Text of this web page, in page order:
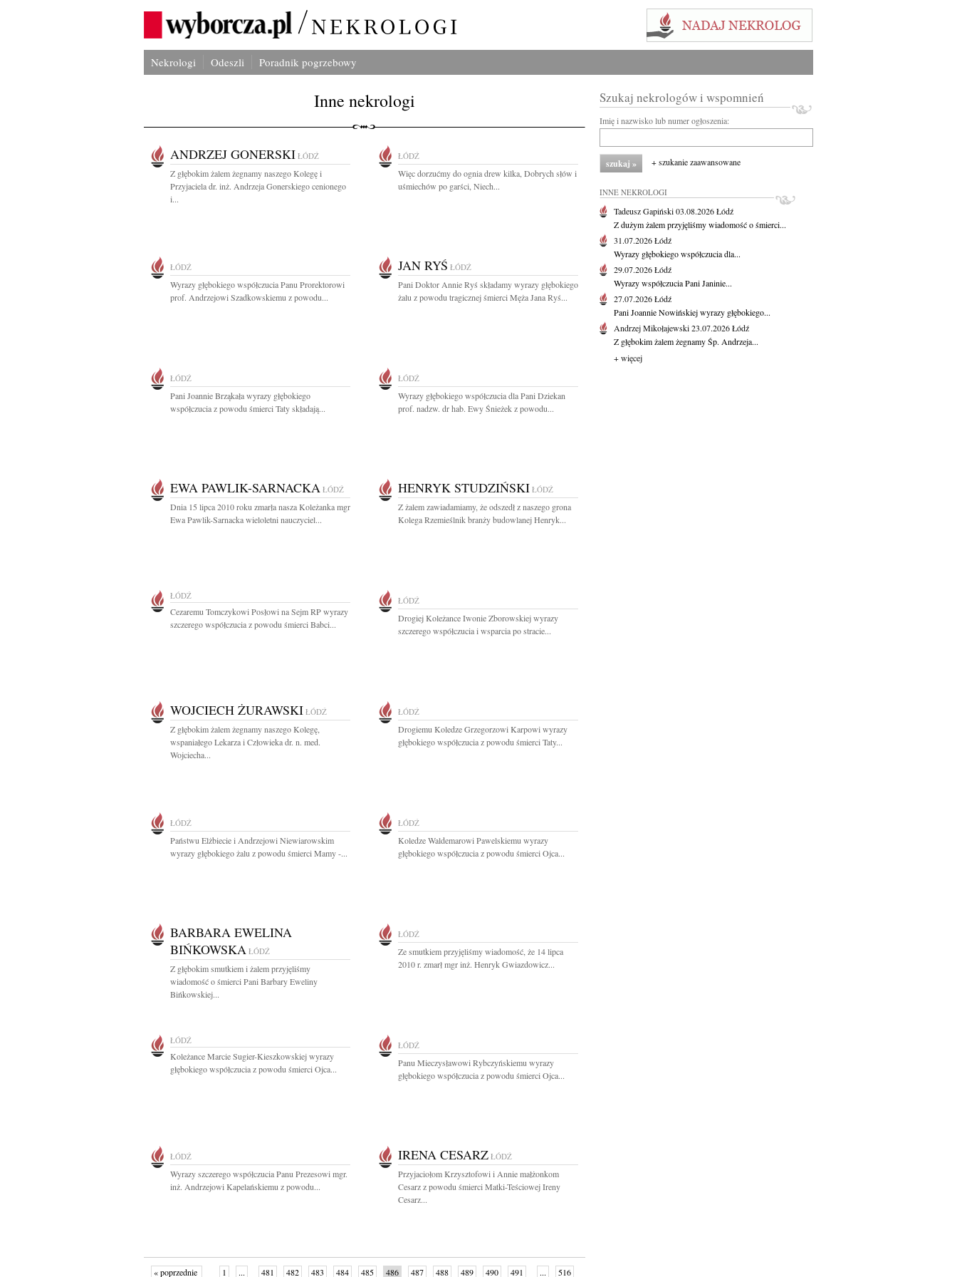
Nekrologi Odeszli Poradnik pogrzebowy
Inne nekrologi
ANDRZEJ GONERSKI ŁÓDŹ
Z głębokim żalem żegnamy naszego Kolegę i
Przyjaciela dr. inż. Andrzeja Gonerskiego cenionego
i...
ŁÓDŹ
Więc dorzućmy do ognia drew kilka, Dobrych słów i
uśmiechów po garści, Niech...
ŁÓDŹ
Wyrazy głębokiego współczucia Panu Prorektorowi
prof. Andrzejowi Szadkowskiemu z powodu...
JAN RYŚ ŁÓDŹ
Pani Doktor Annie Ryś składamy wyrazy głębokiego
żalu z powodu tragicznej śmierci Męża Jana Ryś...
ŁÓDŹ
Pani Joannie Brząkała wyrazy głębokiego
współczucia z powodu śmierci Taty składają...
ŁÓDŹ
Wyrazy głębokiego współczucia dla Pani Dziekan
prof. nadzw. dr hab. Ewy Śnieżek z powodu...
EWA PAWLIK-SARNACKA ŁÓDŹ
Dnia 15 lipca 2010 roku zmarła nasza Koleżanka mgr
Ewa Pawlik-Sarnacka wieloletni nauczyciel...
HENRYK STUDZIŃSKI ŁÓDŹ
Z żalem zawiadamiamy, że odszedł z naszego grona
Kolega Rzemieślnik branży budowlanej Henryk...
ŁÓDŹ
Cezaremu Tomczykowi Posłowi na Sejm RP wyrazy
szczerego współczucia z powodu śmierci Babci...
ŁÓDŹ
Drogiej Koleżance Iwonie Zborowskiej wyrazy
szczerego współczucia i wsparcia po stracie...
WOJCIECH ŻURAWSKI ŁÓDŹ
Z głębokim żalem żegnamy naszego Kolegę,
wspaniałego Lekarza i Człowieka dr. n. med.
Wojciecha...
ŁÓDŹ
Drogiemu Koledze Grzegorzowi Karpowi wyrazy
głębokiego współczucia z powodu śmierci Taty...
ŁÓDŹ
Państwu Elżbiecie i Andrzejowi Niewiarowskim
wyrazy głębokiego żalu z powodu śmierci Mamy -...
ŁÓDŹ
Koledze Waldemarowi Pawelskiemu wyrazy
głębokiego współczucia z powodu śmierci Ojca...
BARBARA EWELINA
BIŃKOWSKA ŁÓDŹ
Z głębokim smutkiem i żalem przyjęliśmy
wiadomość o śmierci Pani Barbary Eweliny
Bińkowskiej...
ŁÓDŹ
Ze smutkiem przyjęliśmy wiadomość, że 14 lipca
2010 r. zmarł mgr inż. Henryk Gwiazdowicz...
ŁÓDŹ
Koleżance Marcie Sugier-Kieszkowskiej wyrazy
głębokiego współczucia z powodu śmierci Ojca...
ŁÓDŹ
Panu Mieczysławowi Rybczyńskiemu wyrazy
głębokiego współczucia z powodu śmierci Ojca...
ŁÓDŹ
Wyrazy szczerego współczucia Panu Prezesowi mgr.
inż. Andrzejowi Kapelańskiemu z powodu...
IRENA CESARZ ŁÓDŹ
Przyjaciołom Krzysztofowi i Annie małżonkom
Cesarz z powodu śmierci Matki-Teściowej Ireny
Cesarz...
« poprzednie 1 ... 481 482 483 484 485 486 487 488 489 490 491 ... 516
Szukaj nekrologów i wspomnień
Imię i nazwisko lub numer ogłoszenia:
+ szukanie zaawansowane
INNE NEKROLOGI
Tadeusz Gapiński03.08.2026Łódź
Z dużym żalem przyjęliśmy wiadomość o śmierci...
31.07.2026Łódź
Wyrazy głębokiego współczucia dla...
29.07.2026Łódź
Wyrazy współczucia Pani Janinie...
27.07.2026Łódź
Pani Joannie Nowińskiej wyrazy głębokiego...
Andrzej Mikołajewski23.07.2026Łódź
Z głębokim żalem żegnamy Śp. Andrzeja...
+ więcej